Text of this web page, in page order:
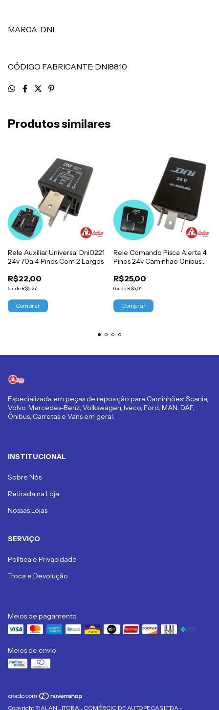
MARCA: DNI
CÓDIGO FABRICANTE: DNI8810
Produtos similares
Rele Auxiliar Universal Dni0221
24v 70a 4 Pinos Com 2 Largos
R$22,00
5x de R$5,27
Rele Comando Pisca Alerta 4
Pinos 24v Caminhao Onibus
Ciferal
R$25,00
6x de R$5,01
Especializada em peças de reposição para Caminhões: Scania,
Volvo, Mercedes-Benz, Volkswagen, Iveco, Ford, MAN, DAF,
Ônibus, Carretas e Vans em geral.
INSTITUCIONAL
Sobre Nós
Retirada na Loja
Nossas Lojas
SERVIÇO
Política e Privacidade
Troca e Devolução
Meios de pagamento
Meios de envio
Copyright RIALAN LITORAL COMÉRCIO DE AUTOPEÇAS LTDA -